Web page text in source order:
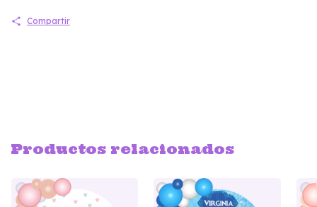
Compartir
Productos relacionados